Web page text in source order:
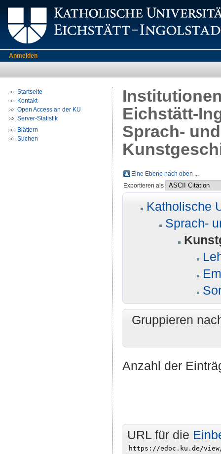
Anmelden
Startseite
Kontakt
Open Access an der KU
Server-Statistik
Blättern
Suchen
Eichstätt-
Sprach-
Eine Ebene nach oben ...
Exportieren als
Katholische
Sprach-
Gruppieren
Anzahl der
URL für die